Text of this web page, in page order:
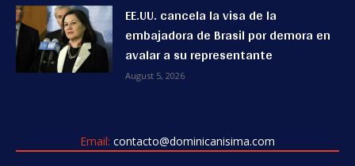
EE.UU. cancela la visa de la
embajadora de Brasil por demora en
avalar a su representante
August 5, 2026
Email: contacto@dominicanisima.com